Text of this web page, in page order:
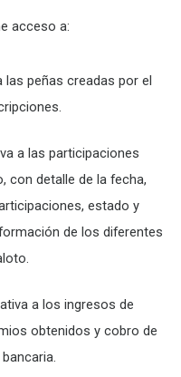
acceso a:
peñas creadas por el
a las participaciones
con detalle de la fecha,
estado y
de los diferentes
a los ingresos de
obtenidos y cobro de